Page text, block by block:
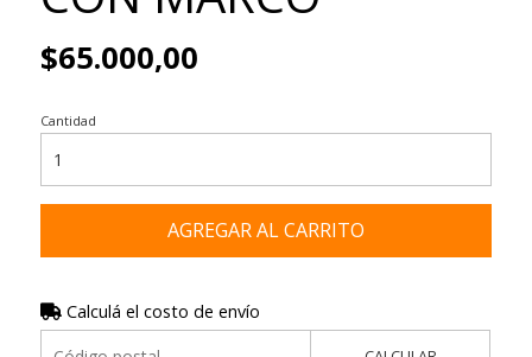
$65.000,00
Cantidad
AGREGAR AL CARRITO
Calculá el costo de envío